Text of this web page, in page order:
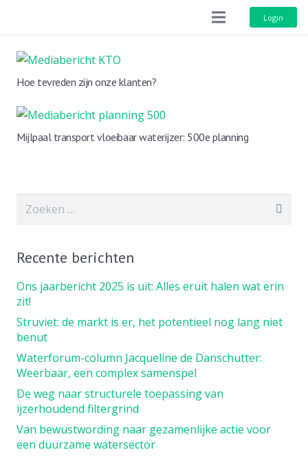
Login
Hoe tevreden zijn onze klanten?
Mijlpaal transport vloeibaar waterijzer: 500e planning
Zoeken
Recente berichten
Ons jaarbericht 2025 is uit: Alles eruit halen wat erin
zit!
Struviet: de markt is er, het potentieel nog lang niet
benut
Waterforum-column Jacqueline de Danschutter:
Weerbaar, een complex samenspel
De weg naar structurele toepassing van
ijzerhoudend filtergrind
Van bewustwording naar gezamenlijke actie voor
een duurzame watersector